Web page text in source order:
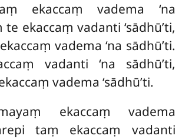
ekaccaṃ vadema ‘na
te ekaccaṃ vadanti ‘sādhū’ti,
vadema ‘na sādhū’ti.
vadanti ‘na sādhū’ti,
vadema ‘sādhū’ti.
ekaccaṃ vadema
taṃ ekaccaṃ vadanti